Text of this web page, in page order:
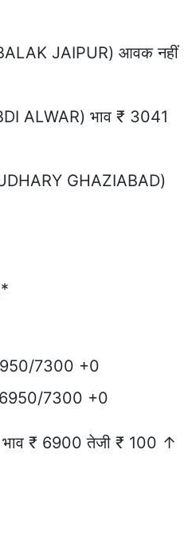
JAIPUR) आवक नहीं
ALWAR) भाव ₹ 3041
GHAZIABAD)
7300 +0
6950/7300 +0
₹ 6900 तेजी ₹ 100 ↑